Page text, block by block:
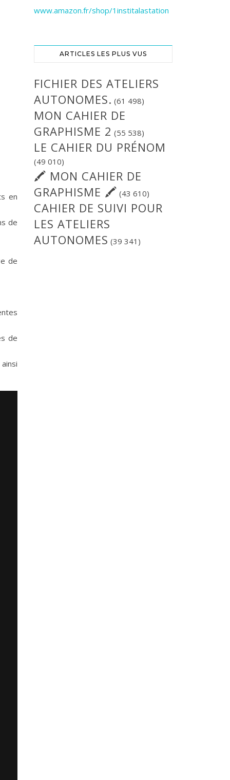
en
de
de
de
www.amazon.fr/shop/1institalastation
ARTICLES LES PLUS VUS
FICHIER DES ATELIERS
AUTONOMES. (61 498)
MON CAHIER DE
GRAPHISME 2 (55 538)
LE CAHIER DU PRÉNOM
(49 010)
🖍 MON CAHIER DE
GRAPHISME 🖍 (43 610)
CAHIER DE SUIVI POUR
LES ATELIERS
AUTONOMES (39 341)